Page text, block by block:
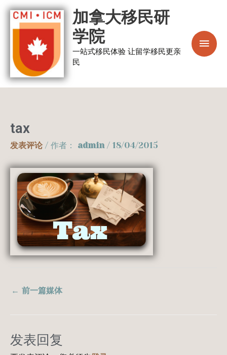
跳
加拿大移民研
学院
一站式移民体验 让留学移民更亲
民
菜
单
tax
发表评论 / 作者： admin / 18/04/2015
← 前一篇媒体
发表回复